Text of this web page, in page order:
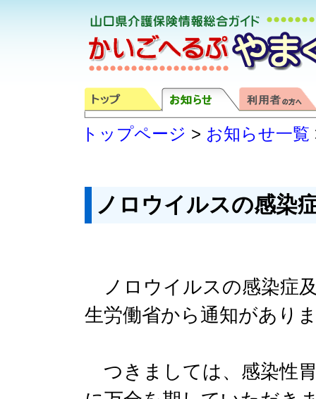
トップページ > お知らせ一覧
ノロウイルスの感染
ノロウイルスの感染症
生労働省から通知があり
つきましては、感染性